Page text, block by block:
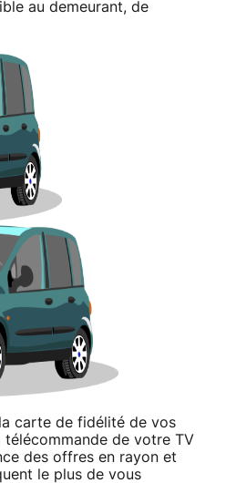
au demeurant, de
carte de fidélité de vos
de votre TV
des offres en rayon et
le plus de vous